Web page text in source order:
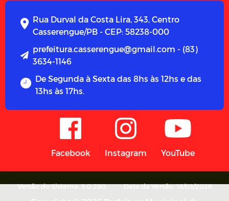
Rua Durval da Costa Lira, 343, Centro
Casserengue/PB - CEP: 58238-000
prefeitura.casserengue@gmail.com - (83)
3634-1146
De Segunda à Sexta das 8hs às 12hs e das
13hs às 17hs.
Facebook Instagram YouTube
Versão do Sistema: 5.0.280 Data da Versão: 18/03/2026